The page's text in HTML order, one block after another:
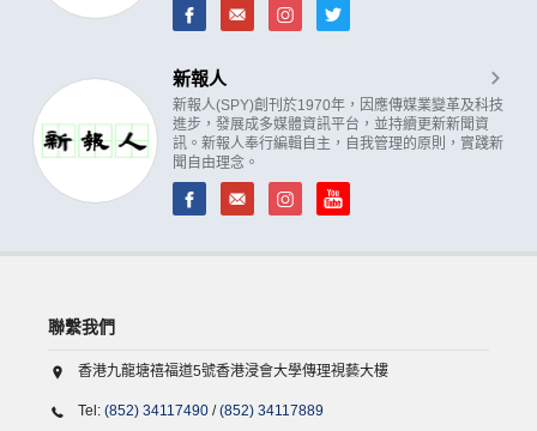
新報人
新報人(SPY)創刊於1970年，因應傳媒業變革及科技
進步，發展成多媒體資訊平台，並持續更新新聞資
訊。新報人奉行編輯自主，自我管理的原則，實踐新
聞自由理念。
聯繫我們
香港九龍塘禧福道5號香港浸會大學傳理視藝大樓
Tel: (852) 34117490 /(852) 34117889